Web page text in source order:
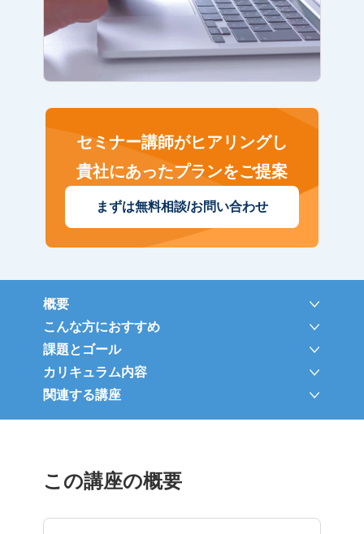
セミナー講師がヒアリングし
貴社にあったプランをご提案
まずは無料相談/お問い合わせ
概要
こんな方におすすめ
課題とゴール
カリキュラム内容
関連する講座
この講座の概要